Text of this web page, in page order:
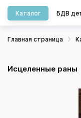
Каталог БДВ
Главная страница
Исцеленные раны